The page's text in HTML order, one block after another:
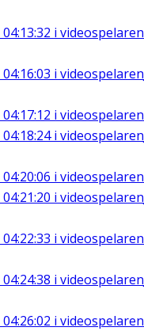
04:13:32 i videospelaren
04:16:03 i videospelaren
04:17:12 i videospelaren
04:18:24i videospelaren
04:20:06 i videospelaren
04:21:20 i videospelaren
04:22:33 i videospelaren
04:24:38 i videospelaren
04:26:02 i videospelaren